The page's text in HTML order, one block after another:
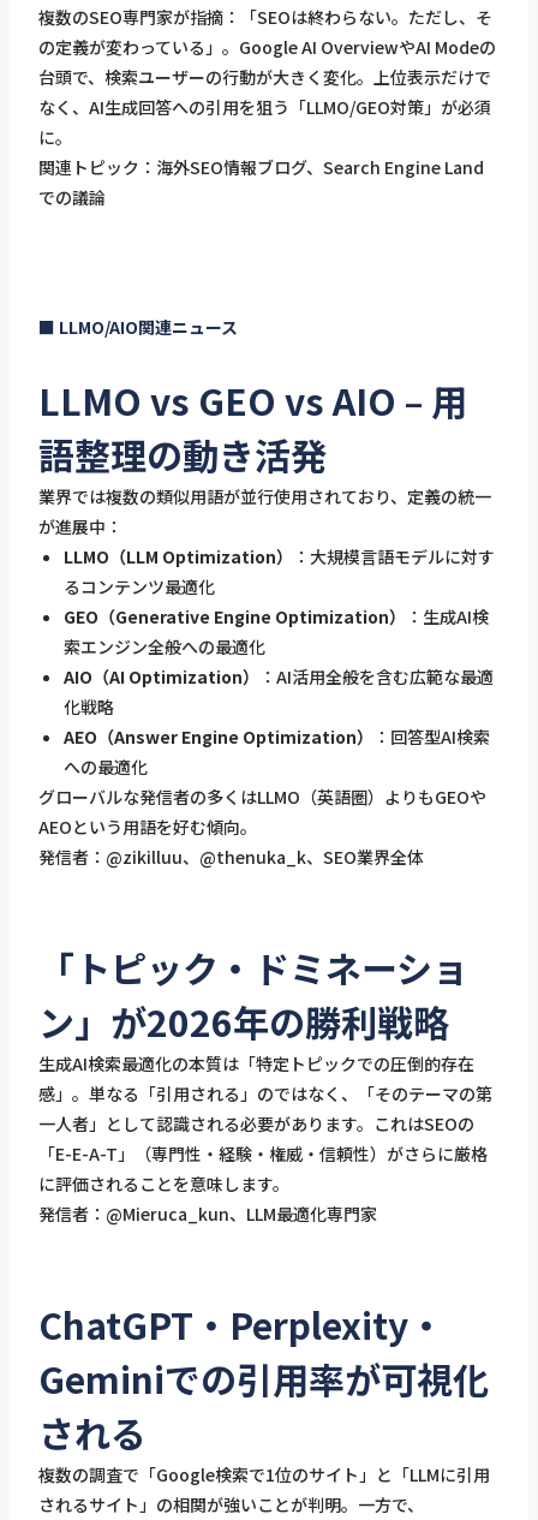
複数のSEO専門家が指摘：「SEOは終わらない。ただし、そ
の定義が変わっている」。Google AI OverviewやAI Modeの
台頭で、検索ユーザーの行動が大きく変化。上位表示だけで
なく、AI生成回答への引用を狙う「LLMO/GEO対策」が必須
に。
関連トピック：海外SEO情報ブログ、Search Engine Land
での議論
■ LLMO/AIO関連ニュース
LLMO vs GEO vs AIO – 用
語整理の動き活発
業界では複数の類似用語が並行使用されており、定義の統一
が進展中：
LLMO（LLM Optimization）
：大規模言語モデルに対す
るコンテンツ最適化
GEO（Generative Engine Optimization）
：生成AI検
索エンジン全般への最適化
AIO（AI Optimization）
：AI活用全般を含む広範な最適
化戦略
AEO（Answer Engine Optimization）
：回答型AI検索
への最適化
グローバルな発信者の多くはLLMO（英語圏）よりもGEOや
AEOという用語を好む傾向。
発信者：@zikilluu、@thenuka_k、SEO業界全体
「トピック・ドミネーショ
ン」が2026年の勝利戦略
生成AI検索最適化の本質は「特定トピックでの圧倒的存在
感」。単なる「引用される」のではなく、「そのテーマの第
一人者」として認識される必要があります。これはSEOの
「E-E-A-T」（専門性・経験・権威・信頼性）がさらに厳格
に評価されることを意味します。
発信者：@Mieruca_kun、LLM最適化専門家
ChatGPT・Perplexity・
Geminiでの引用率が可視化
される
複数の調査で「Google検索で1位のサイト」と「LLMに引用
されるサイト」の相関が強いことが判明。一方で、